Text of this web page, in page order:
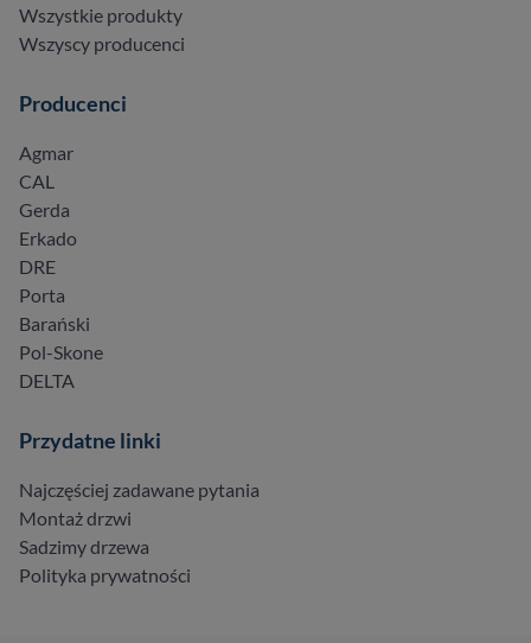
Wszystkie produkty
Wszyscy producenci
Producenci
Agmar
CAL
Gerda
Erkado
DRE
Porta
Barański
Pol-Skone
DELTA
Przydatne linki
Najczęściej zadawane pytania
Montaż drzwi
Sadzimy drzewa
Polityka prywatności